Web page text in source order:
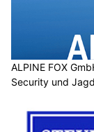
ALPINE FOX
Security und Jagd